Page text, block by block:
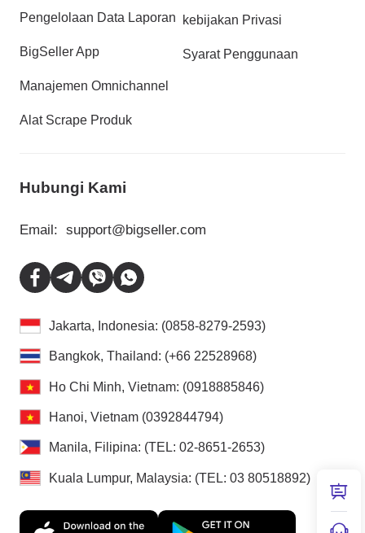
Pengelolaan Data Laporan
BigSeller App
Manajemen Omnichannel
Alat Scrape Produk
kebijakan Privasi
Syarat Penggunaan
Hubungi Kami
Email: support@bigseller.com
Jakarta, Indonesia: (0858-8279-2593)
Bangkok, Thailand: (+66 22528968)
Ho Chi Minh, Vietnam: (0918885846)
Hanoi, Vietnam (0392844794)
Manila, Filipina: (TEL: 02-8651-2653)
Kuala Lumpur, Malaysia: (TEL: 03 80518892)